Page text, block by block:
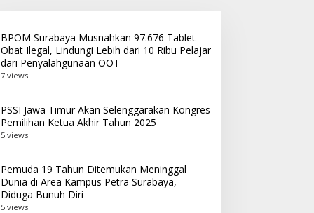
BPOM Surabaya Musnahkan 97.676 Tablet
Obat Ilegal, Lindungi Lebih dari 10 Ribu Pelajar
dari Penyalahgunaan OOT
7 views
PSSI Jawa Timur Akan Selenggarakan Kongres
Pemilihan Ketua Akhir Tahun 2025
5 views
Pemuda 19 Tahun Ditemukan Meninggal
Dunia di Area Kampus Petra Surabaya,
Diduga Bunuh Diri
5 views